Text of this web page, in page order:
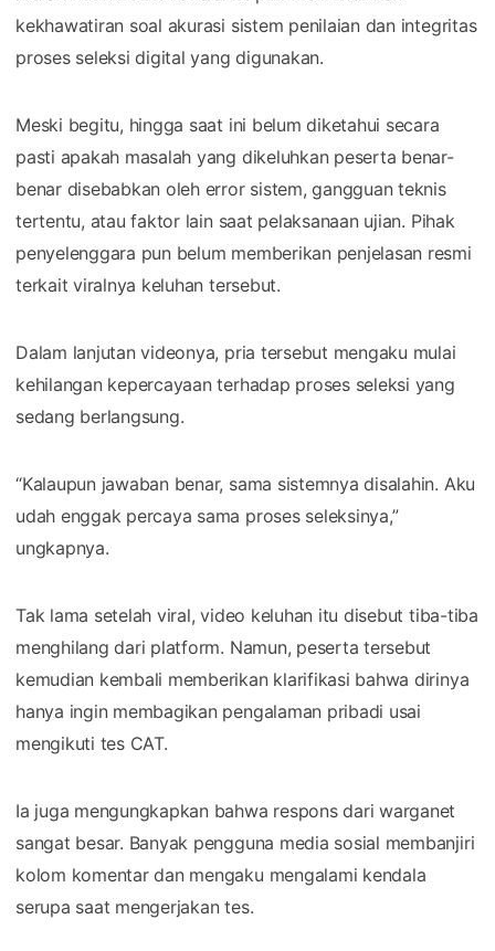
kekhawatiran soal akurasi sistem penilaian dan integritas
proses seleksi digital yang digunakan.
Meski begitu, hingga saat ini belum diketahui secara
pasti apakah masalah yang dikeluhkan peserta benar-
benar disebabkan oleh error sistem, gangguan teknis
tertentu, atau faktor lain saat pelaksanaan ujian. Pihak
penyelenggara pun belum memberikan penjelasan resmi
terkait viralnya keluhan tersebut.
Dalam lanjutan videonya, pria tersebut mengaku mulai
kehilangan kepercayaan terhadap proses seleksi yang
sedang berlangsung.
“Kalaupun jawaban benar, sama sistemnya disalahin. Aku
udah enggak percaya sama proses seleksinya,”
ungkapnya.
Tak lama setelah viral, video keluhan itu disebut tiba-tiba
menghilang dari platform. Namun, peserta tersebut
kemudian kembali memberikan klarifikasi bahwa dirinya
hanya ingin membagikan pengalaman pribadi usai
mengikuti tes CAT.
Ia juga mengungkapkan bahwa respons dari warganet
sangat besar. Banyak pengguna media sosial membanjiri
kolom komentar dan mengaku mengalami kendala
serupa saat mengerjakan tes.